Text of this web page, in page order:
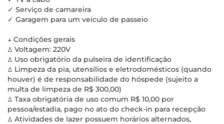
✓ Serviço de camareira
✓ Garagem para um veículo de passeio
↓ Condições gerais
ꕔ Voltagem: 220V
ꕔ Uso obrigatório da pulseira de identificação
ꕔ Limpeza da pia, utensílios e eletrodomésticos (quando
houver) é de responsabilidade do hóspede (sujeito a
multa de limpeza de R$ 300,00)
ꕔ Taxa obrigatória de uso comum R$ 10,00 por
pessoa/estadia, pago no ato do check-in para recepção
ꕔ Atividades de lazer possuem horários alternados,